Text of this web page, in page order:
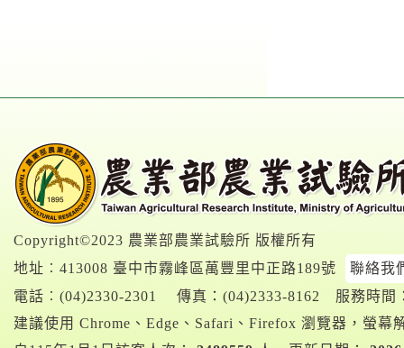
Copyright©2023 農業部農業試驗所 版權所有
地址︰413008 臺中市霧峰區萬豐里中正路189號
聯絡我
電話︰ (04)2330-2301 傳真：(04)2333-8162
服務時間
建議使用 Chrome、Edge、Safari、Firefox 瀏覽器，螢幕